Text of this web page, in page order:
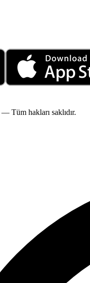
— Tüm hakları saklıdır.